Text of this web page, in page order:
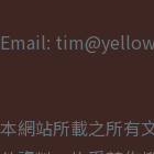
Email:
本網站所載之所有